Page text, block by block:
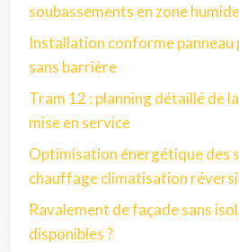
soubassements en zone humide
Installation conforme panneau
sans barrière
Tram 12 : planning détaillé de
mise en service
Optimisation énergétique des
chauffage climatisation
Ravalement de façade sans
disponibles ?